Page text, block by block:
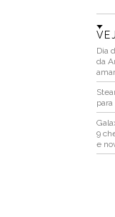
Dia
da
9
e